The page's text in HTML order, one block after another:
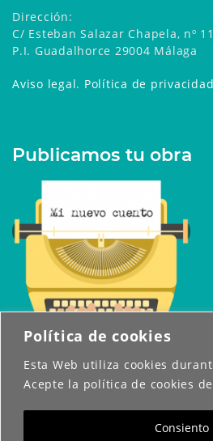
Política de cookies
Esta Web utiliza cookies
Acepte la política de cookies de
Consiento
Dirección:
C/ Esteban Salazar Chapela, nº
P.I. Guadalhorce 29004 Málaga
Aviso legal. Política de privacidad
Publicamos tu obra
Copyright © 2026 Abresueños.